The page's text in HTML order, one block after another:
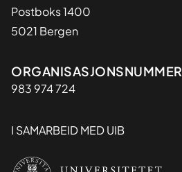
Postboks 1400
5021 Bergen
Organisasjon
ORGANISASJONSNUMMER
983 974 724
I SAMARBEID MED UIB